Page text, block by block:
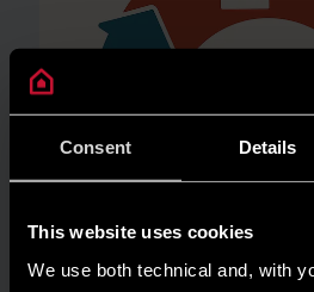
Consent Details
This website uses cookies
We use both technical and, with